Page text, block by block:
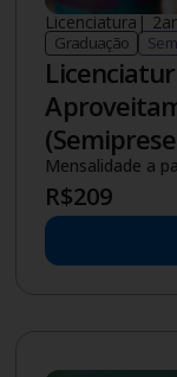
Licenciatura| 2
Graduação
Mensalidade a
R$209